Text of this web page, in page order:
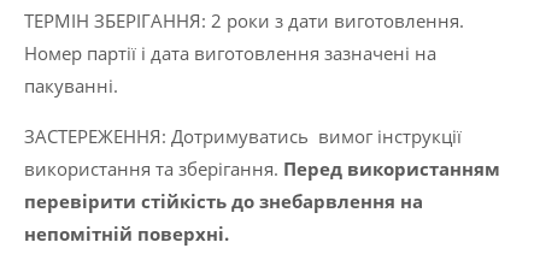
ТЕРМІН ЗБЕРІГАННЯ: 2 роки з дати виготовлення.
Номер партії і дата виготовлення зазначені на
пакуванні.
ЗАСТЕРЕЖЕННЯ: Дотримуватись вимог інструкції
використання та зберігання. Перед використанням
перевірити стійкість до знебарвлення на
непомітній поверхні.